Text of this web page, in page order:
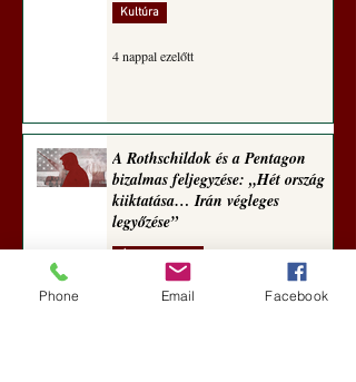
Kultúra
4 nappal ezelőtt
A Rothschildok és a Pentagon
bizalmas feljegyzése: „Hét ország
kiiktatása… Irán végleges
legyőzése”
5 nappal ezelőtt
Phone Email Facebook